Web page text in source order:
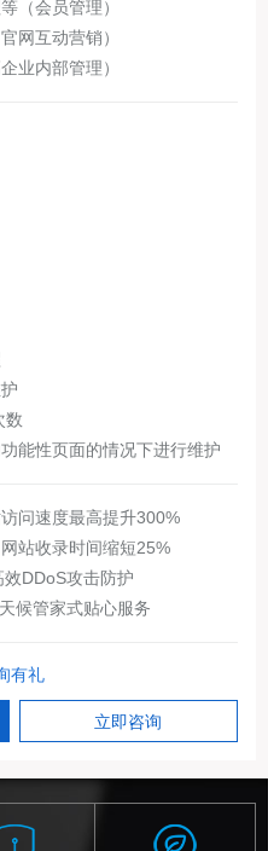
（会员管理）
网互动营销）
业内部管理）
数
能性页面的情况下进行维护
问速度最高提升300%
站收录时间缩短25%
DDoS攻击防护
候管家式贴心服务
有礼
立即咨询